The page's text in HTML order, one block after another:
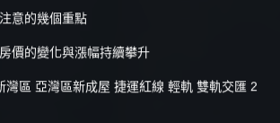
意的幾個重點
價的變化與漲幅持續攀升
灣區 亞灣區新成屋 捷運紅線 輕軌 雙軌交匯 2